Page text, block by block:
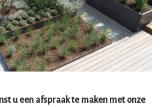
u een afspraak te maken met onze